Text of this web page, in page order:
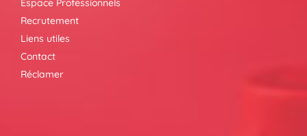
Espace Professionnels
Recrutement
Liens utiles
Contact
Réclamer